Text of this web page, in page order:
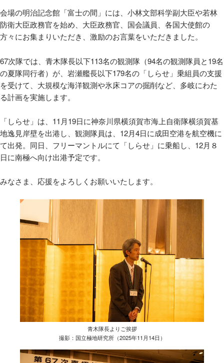
会場の明治記念館「富士の間」には、小林文部科学副大臣や若林
防衛大臣政務官を始め、大臣政務官、国会議員、各国大使館の
方々にお集まりいただき、激励のお言葉をいただきました。
67次隊では、青木隊長以下113名の観測隊（94名の観測隊員と19名
の夏隊同行者）が、岩瀬艦長以下179名の「しらせ」乗組員の支援
を受けて、大規模な海洋観測や氷床コアの掘削など、多岐にわた
る計画を実施します。
「しらせ」は、11月19日に神奈川県横須賀市海上自衛隊横須賀基
地逸見岸壁を出港し、観測隊員は、12月4日に成田空港を航空機に
て出発。同日、フリーマントルにて「しらせ」に乗船し、12月８
日に南極へ向け出港予定です。
みなさま、応援をよろしくお願いいたします。
青木隊長よりご挨拶
撮影：国立極地研究所（2025年11月14日）